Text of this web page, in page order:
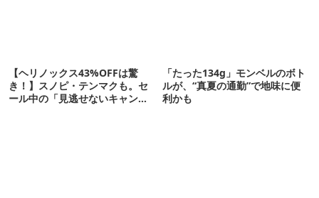
【ヘリノックス43%OFFは驚
き！】スノピ・テンマクも。セ
ール中の「見逃せないキャンプ
「たった134g」モンベルのボト
ルが、“真夏の通勤”で地味に便
利かも